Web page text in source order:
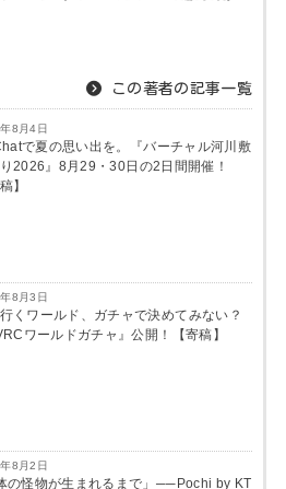
この著者の記事一覧
8月4日
で夏の思い出を。『バーチャル河川敷
2026』8月29・30日の2日間開催！
】
8月3日
くワールド、ガチャで決めてみない？
ワールドガチャ』公開！【寄稿】
8月2日
の怪物が生まれるまで」──Pochi by KT